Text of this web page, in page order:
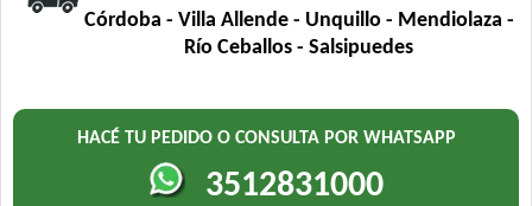
Córdoba - Villa Allende - Unquillo - Mendiolaza -
Río Ceballos - Salsipuedes
HACÉ TU PEDIDO O CONSULTA POR WHATSAPP
3512831000